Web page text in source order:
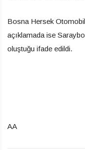
Bosna Hersek
açıklamada ise
oluştuğu ifade edildi.
AA